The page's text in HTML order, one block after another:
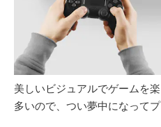
美しいビジュアルでゲームを
多いので、つい夢中になって